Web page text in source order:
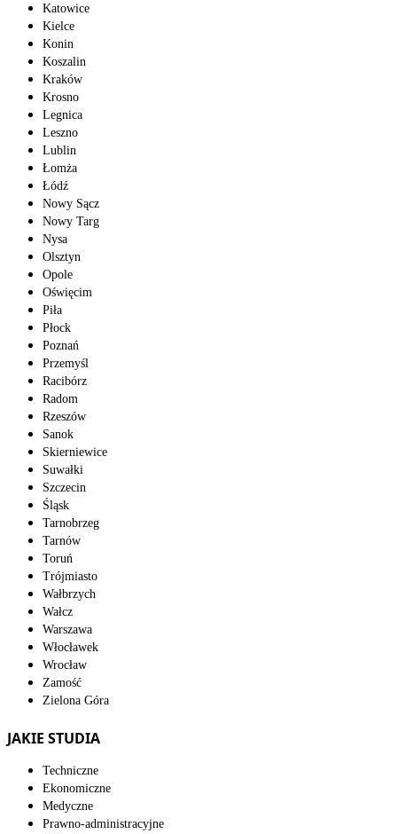
Katowice
Kielce
Konin
Koszalin
Kraków
Krosno
Legnica
Leszno
Lublin
Łomża
Łódź
Nowy Sącz
Nowy Targ
Nysa
Olsztyn
Opole
Oświęcim
Piła
Płock
Poznań
Przemyśl
Racibórz
Radom
Rzeszów
Sanok
Skierniewice
Suwałki
Szczecin
Śląsk
Tarnobrzeg
Tarnów
Toruń
Trójmiasto
Wałbrzych
Wałcz
Warszawa
Włocławek
Wrocław
Zamość
Zielona Góra
JAKIE STUDIA
Techniczne
Ekonomiczne
Medyczne
Prawno-administracyjne